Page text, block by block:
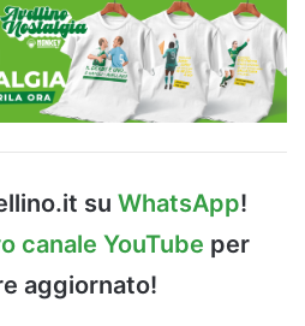
su WhatsApp!
canale YouTube per
aggiornato!